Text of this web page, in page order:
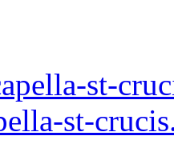
st-
st-